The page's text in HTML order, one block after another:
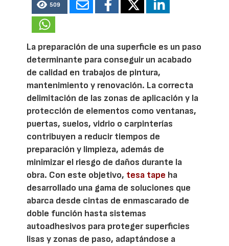
509
La preparación de una superficie es un paso
determinante para conseguir un acabado
de calidad en trabajos de pintura,
mantenimiento y renovación. La correcta
delimitación de las zonas de aplicación y la
protección de elementos como ventanas,
puertas, suelos, vidrio o carpinterías
contribuyen a reducir tiempos de
preparación y limpieza, además de
minimizar el riesgo de daños durante la
obra. Con este objetivo, tesa tape ha
desarrollado una gama de soluciones que
abarca desde cintas de enmascarado de
doble función hasta sistemas
autoadhesivos para proteger superficies
lisas y zonas de paso, adaptándose a